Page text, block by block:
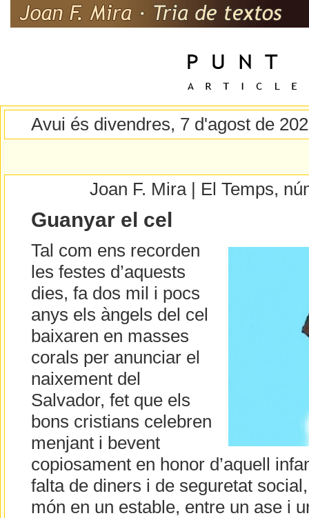
Avui és divendres, 7 d'agost de
Joan F. Mira | El Temps,
Guanyar el cel
Tal com ens recorden
les festes d’aquests
dies, fa dos mil i pocs
anys els àngels del cel
baixaren en masses
corals per anunciar el
naixement del
Salvador, fet que els
bons cristians celebren
menjant i bevent
copiosament en honor d’aquell
falta de diners i de seguretat
món en un estable, entre un ase i